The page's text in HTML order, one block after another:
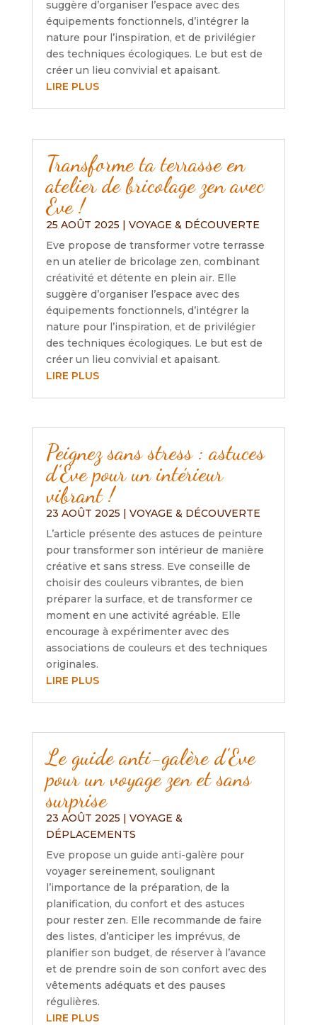
suggère d’organiser l’espace avec des
équipements fonctionnels, d’intégrer la
nature pour l’inspiration, et de privilégier
des techniques écologiques. Le but est de
créer un lieu convivial et apaisant.
LIRE PLUS
Transforme ta terrasse en
atelier de bricolage zen avec
Eve !
25 AOÛT 2025 | VOYAGE & DÉCOUVERTE
Eve propose de transformer votre terrasse
en un atelier de bricolage zen, combinant
créativité et détente en plein air. Elle
suggère d’organiser l’espace avec des
équipements fonctionnels, d’intégrer la
nature pour l’inspiration, et de privilégier
des techniques écologiques. Le but est de
créer un lieu convivial et apaisant.
LIRE PLUS
Peignez sans stress : astuces
d’Eve pour un intérieur
vibrant !
23 AOÛT 2025 | VOYAGE & DÉCOUVERTE
L’article présente des astuces de peinture
pour transformer son intérieur de manière
créative et sans stress. Eve conseille de
choisir des couleurs vibrantes, de bien
préparer la surface, et de transformer ce
moment en une activité agréable. Elle
encourage à expérimenter avec des
associations de couleurs et des techniques
originales.
LIRE PLUS
Le guide anti-galère d’Eve
pour un voyage zen et sans
surprise
23 AOÛT 2025 | VOYAGE &
DÉPLACEMENTS
Eve propose un guide anti-galère pour
voyager sereinement, soulignant
l’importance de la préparation, de la
planification, du confort et des astuces
pour rester zen. Elle recommande de faire
des listes, d’anticiper les imprévus, de
planifier son budget, de réserver à l’avance
et de prendre soin de son confort avec des
vêtements adéquats et des pauses
régulières.
LIRE PLUS